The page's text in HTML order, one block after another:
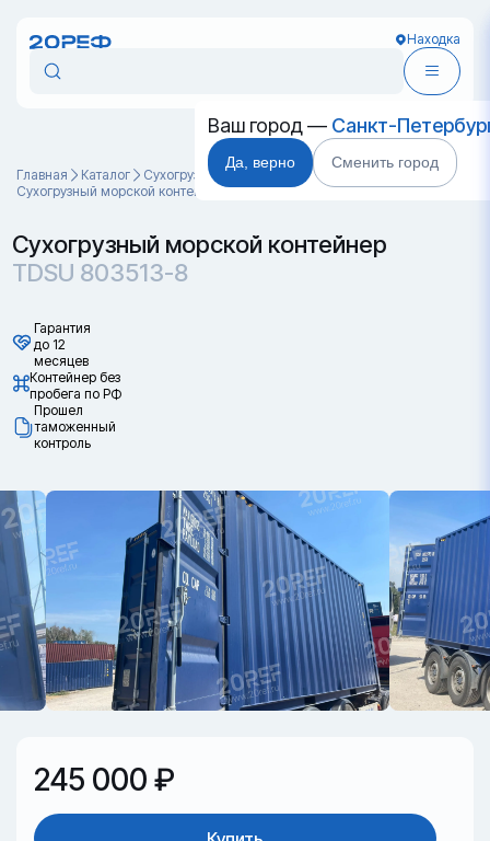
Находка
Ваш город — Санкт-
Да, верно Сменить город
Главная Каталог
Cухогрузные морские контейнеры
Сухогрузный морской контейнер TDSU 803513-8
Сухогрузный морской контейнер
TDSU 803513-8
Гарантия
до 12
месяцев
Контейнер без
пробега по РФ
Прошел
таможенный
контроль
245 000 ₽